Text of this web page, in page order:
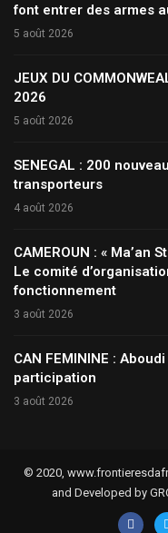
font entrer des armes
5 août 2026
JEUX DU
2026
5 août 2026
SENEGAL : 200
transporteurs
4 août 2026
CAMEROUN : « Ma’an
Le comité
fonctionnement
3 août 2026
CAN FEMININE :
participation
3 août 2026
© 2020,
and Developed by